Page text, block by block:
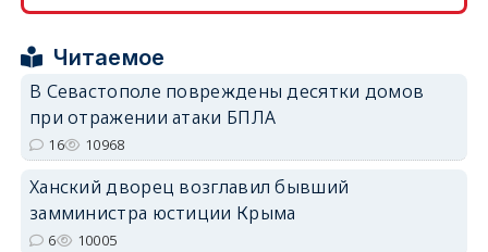
Читаемое
В Севастополе повреждены десятки домов
при отражении атаки БПЛА
16 10968
Ханский дворец возглавил бывший
замминистра юстиции Крыма
6 10005